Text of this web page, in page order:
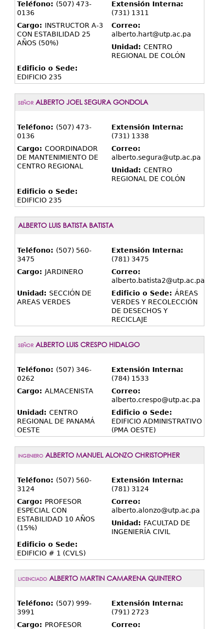
Teléfono: (507) 473-
0136
Extensión Interna:
(731) 1311
Cargo: INSTRUCTOR A-3
CON ESTABILIDAD 25
AÑOS (50%)
Correo:
alberto.hart@utp.ac.pa
Unidad: CENTRO
REGIONAL DE COLÓN
Edificio o Sede:
EDIFICIO 235
SEÑOR ALBERTO JOEL SEGURA GONDOLA
Teléfono: (507) 473-
0136
Extensión Interna:
(731) 1338
Cargo: COORDINADOR
DE MANTENIMIENTO DE
CENTRO REGIONAL
Correo:
alberto.segura@utp.ac.pa
Unidad: CENTRO
REGIONAL DE COLÓN
Edificio o Sede:
EDIFICIO 235
ALBERTO LUIS BATISTA BATISTA
Teléfono: (507) 560-
3475
Extensión Interna:
(781) 3475
Cargo: JARDINERO
Correo:
alberto.batista2@utp.ac.pa
Unidad: SECCIÓN DE
AREAS VERDES
Edificio o Sede: ÁREAS
VERDES Y RECOLECCIÓN
DE DESECHOS Y
RECICLAJE
SEÑOR ALBERTO LUIS CRESPO HIDALGO
Teléfono: (507) 346-
0262
Extensión Interna:
(784) 1533
Cargo: ALMACENISTA
Correo:
alberto.crespo@utp.ac.pa
Unidad: CENTRO
REGIONAL DE PANAMÁ
OESTE
Edificio o Sede:
EDIFICIO ADMINISTRATIVO
(PMA OESTE)
INGENIERO ALBERTO MANUEL ALONZO CHRISTOPHER
Teléfono: (507) 560-
3124
Extensión Interna:
(781) 3124
Cargo: PROFESOR
ESPECIAL CON
ESTABILIDAD 10 AÑOS
(15%)
Correo:
alberto.alonzo@utp.ac.pa
Unidad: FACULTAD DE
INGENIERÍA CIVIL
Edificio o Sede:
EDIFICIO # 1 (CVLS)
LICENCIADO ALBERTO MARTIN CAMARENA QUINTERO
Teléfono: (507) 999-
3991
Extensión Interna:
(791) 2723
Cargo: PROFESOR
Correo: